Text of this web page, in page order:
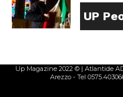
UP
Up Magazine 2022 © | Atlantide
Arezzo - Tel